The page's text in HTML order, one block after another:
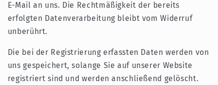
E-Mail an uns. Die Rechtmäßigkeit der bereits
erfolgten Datenverarbeitung bleibt vom Widerruf
unberührt.
Die bei der Registrierung erfassten Daten werden von
uns gespeichert, solange Sie auf unserer Website
registriert sind und werden anschließend gelöscht.